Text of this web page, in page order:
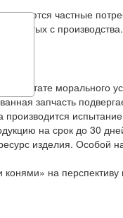
частные
снятых с производства.
морального
запчасть
на срок до 30
изделия.
на